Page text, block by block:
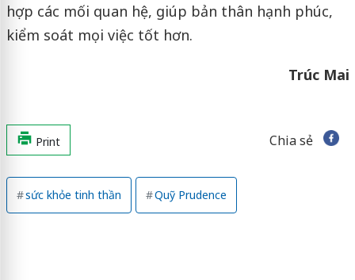
hợp các mối quan hệ, giúp bản thân hạnh phúc,
kiểm soát mọi việc tốt hơn.
Trúc Mai
Print Chia sẻ
sức khỏe tinh thần Quỹ Prudence